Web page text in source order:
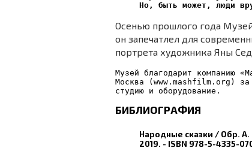
Но, быть может, люди
Осенью прошлого года
он запечатлел для
портрета художника Яны
Музей благодарит компанию
Москва (www.mashfilm.org) за
студию и оборудование.
БИБЛИОГРАФИЯ
Народные сказки / Обр.
2019. - ISBN 978-5-4335-